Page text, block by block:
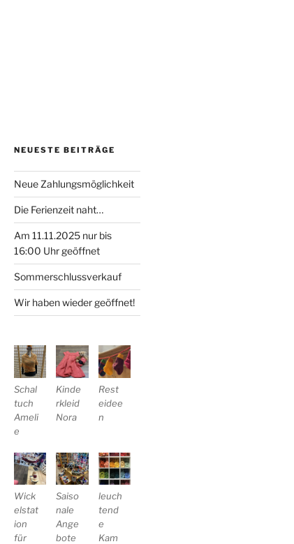
NEUESTE BEITRÄGE
Neue Zahlungsmöglichkeit
Die Ferienzeit naht…
Am 11.11.2025 nur bis
16:00 Uhr geöffnet
Sommerschlussverkauf
Wir haben wieder geöffnet!
Schal
tuch
Ameli
e
Kinde
rkleid
Nora
Rest
eidee
n
Wick
elstat
ion
für
Saiso
nale
Ange
bote
leuch
tend
e
Kam